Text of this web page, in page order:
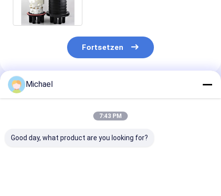
Fortsetzen
Empfohlene Produkte
Michael
7:43 PM
Good day, what product are you looking for?